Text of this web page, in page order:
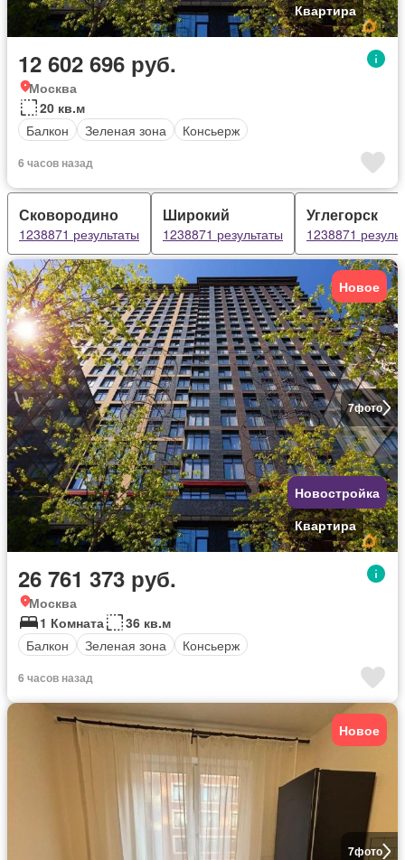
Квартира
12 602 696 руб.
Москва
20 кв.м
Балкон
Зеленая зона Консьерж
6 часов назад
Сковородино
1238871 результаты
Широкий
1238871 результаты
Углегорск
1238871
7фото
Новое
Новостройка
Квартира
26 761 373 руб.
Москва
1 Комната
36 кв.м
Балкон
Зеленая зона Консьерж
6 часов назад
7фото
Новое